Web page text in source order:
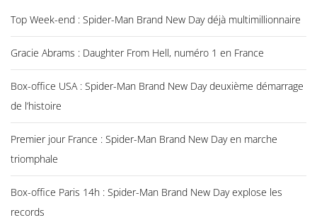
Top Week-end : Spider-Man Brand New Day déjà multimillionnaire
Gracie Abrams : Daughter From Hell, numéro 1 en France
Box-office USA : Spider-Man Brand New Day deuxième démarrage
de l’histoire
Premier jour France : Spider-Man Brand New Day en marche
triomphale
Box-office Paris 14h : Spider-Man Brand New Day explose les
records